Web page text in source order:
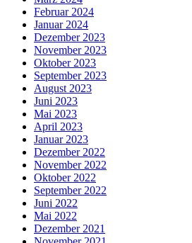
Februar 2024
Januar 2024
Dezember 2023
November 2023
Oktober 2023
September 2023
August 2023
Juni 2023
Mai 2023
April 2023
Januar 2023
Dezember 2022
November 2022
Oktober 2022
September 2022
Juni 2022
Mai 2022
Dezember 2021